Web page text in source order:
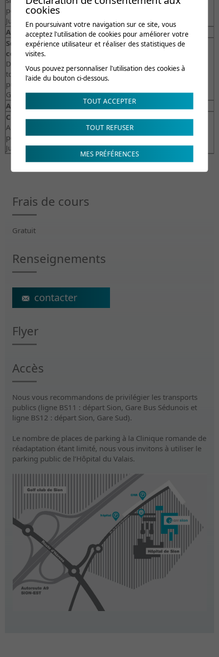
pendant l’effort
Justine Veuthey, Diététicienne du sport | CRR
Atelier 2
Solide sur ses appuis : renforcement & stabilité du
coureur
Découvre des exercices simples et efficaces pour améliorer
ton équilibre, prévenir les blessures et rendre ta foulée plus
puissante et fluide.
Grégory Quennoz, spécialiste en entraînement | CRR
Atelier 3
Courir mieux, pas plus : l’art de la foulée efficace
Apprends à optimiser ta technique, ta posture et ta cadence
pour courir plus léger, plus fluide et avec plus de plaisir.
Justin Mottet, spécialiste en entraînement | CRR
Frais de cours
Gratuit
Renseignements
michael.duc@crr-suva.ch
Flyer
Accès
Nous vous recommandons de privilégier les transports
publics (ligne BS11 : départ Sion, Gare Bus Sédunois et
ligne BS12 : départ Sion, Gare Sud).
Le nombre de places de parking à la Clinique romande de
réadaptation étant limité, nous vous invitons à utiliser le
parking public de l’Hôpital du Valais.
cookies
En poursuivant votre navigation sur ce site, vous
acceptez l'utilisation de cookies pour améliorer votre
expérience utilisateur et réaliser des statistiques de
visites.
Vous pouvez personnaliser l'utilisation des cookies à
l'aide du bouton ci-dessous.
TOUT ACCEPTER
TOUT REFUSER
MES PRÉFÉRENCES